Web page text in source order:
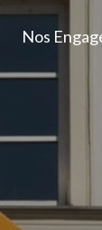
Nos